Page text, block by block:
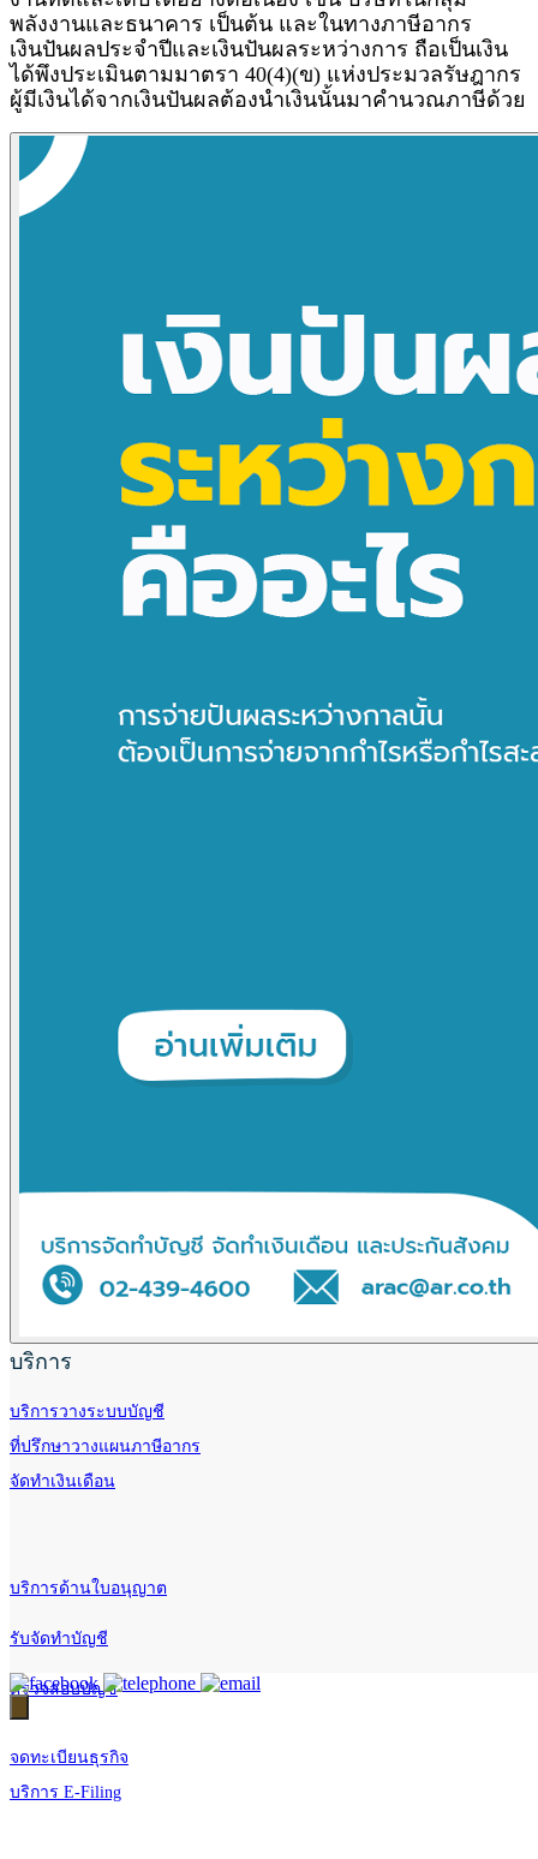
พลังงานและธนาคาร เป็นต้น และในทางภาษีอากร
เงินปันผลประจำปีและเงินปันผลระหว่างการ ถือเป็นเงิน
ได้พึงประเมินตามมาตรา 40(4)(ข) แห่งประมวลรัษฎากร
ผู้มีเงินได้จากเงินปันผลต้องนำเงินนั้นมาคำนวณภาษีด้วย
บริการ
บริการวางระบบบัญชี
ที่ปรึกษาวางแผนภาษีอากร
จัดทำเงินเดือน
บริการด้านใบอนุญาต
รับจัดทำบัญชี
ตรวจสอบบัญชี
จดทะเบียนธุรกิจ
บริการ E-Filing